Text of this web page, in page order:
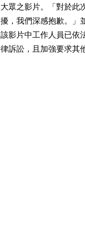
眾之影片。「對於此
，我們深感抱歉。」
影片中工作人員已依
訴訟，且加強要求其